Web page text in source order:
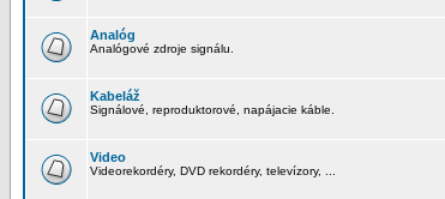
Analóg
Analógové zdroje signálu.
Kabeláž
Signálové, reproduktorové, napájacie káble.
Video
Videorekordéry, DVD rekordéry, televízory, ...